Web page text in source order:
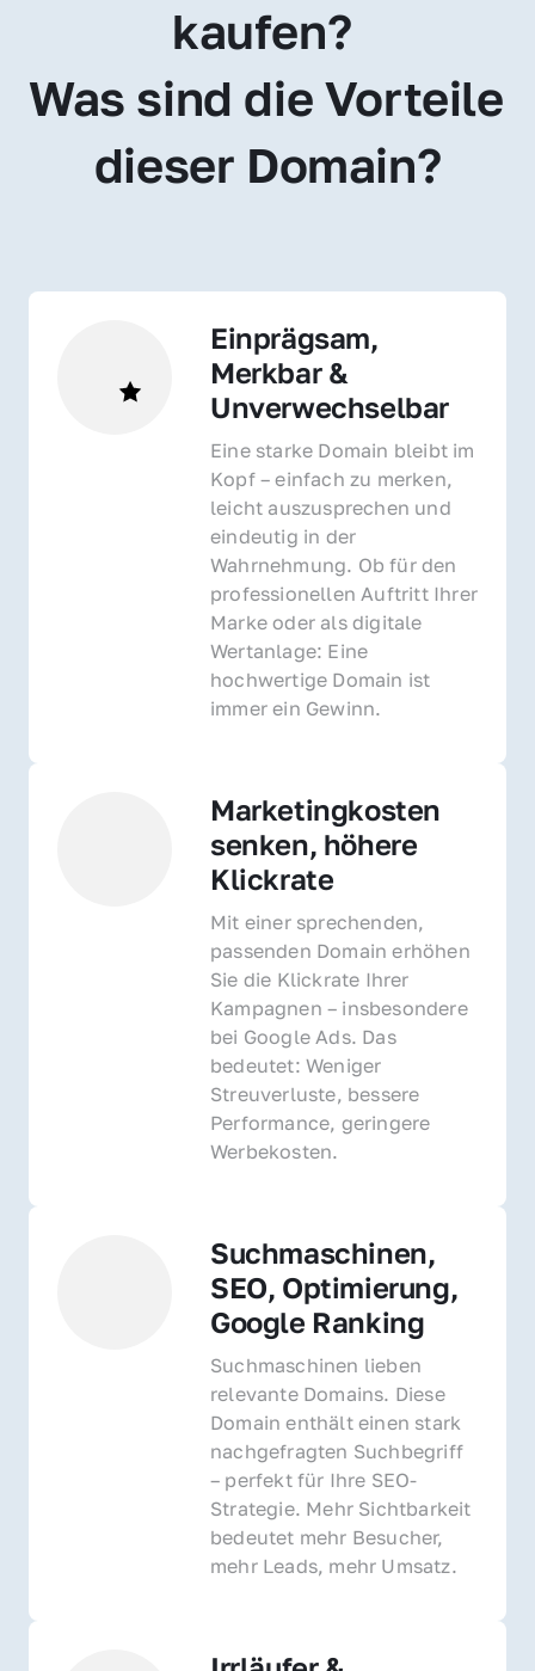
kaufen?
Was sind die Vorteile
dieser Domain?
Einprägsam,
Merkbar &
Unverwechselbar
Eine starke Domain bleibt im
Kopf – einfach zu merken,
leicht auszusprechen und
eindeutig in der
Wahrnehmung. Ob für den
professionellen Auftritt Ihrer
Marke oder als digitale
Wertanlage: Eine
hochwertige Domain ist
immer ein Gewinn.
Marketingkosten
senken, höhere
Klickrate
Mit einer sprechenden,
passenden Domain erhöhen
Sie die Klickrate Ihrer
Kampagnen – insbesondere
bei Google Ads. Das
bedeutet: Weniger
Streuverluste, bessere
Performance, geringere
Werbekosten.
Suchmaschinen,
SEO, Optimierung,
Google Ranking
Suchmaschinen lieben
relevante Domains. Diese
Domain enthält einen stark
nachgefragten Suchbegriff
– perfekt für Ihre SEO-
Strategie. Mehr Sichtbarkeit
bedeutet mehr Besucher,
mehr Leads, mehr Umsatz.